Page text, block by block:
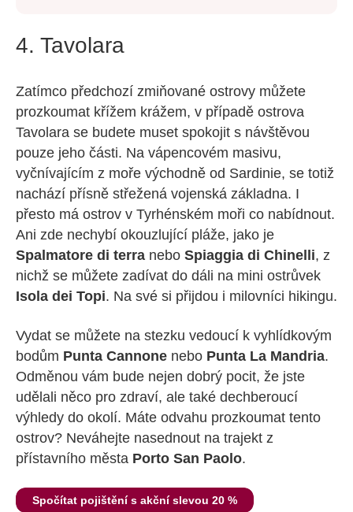
4. Tavolara
Zatímco předchozí zmiňované ostrovy můžete
prozkoumat křížem krážem, v případě ostrova
Tavolara se budete muset spokojit s návštěvou
pouze jeho části. Na vápencovém masivu,
vyčnívajícím z moře východně od Sardinie, se totiž
nachází přísně střežená vojenská základna. I
přesto má ostrov v Tyrhénském moři co nabídnout.
Ani zde nechybí okouzlující pláže, jako je
Spalmatore di terra nebo Spiaggia di Chinelli, z
nichž se můžete zadívat do dáli na mini ostrůvek
Isola dei Topi. Na své si přijdou i milovníci hikingu.
Vydat se můžete na stezku vedoucí k vyhlídkovým
bodům Punta Cannone nebo Punta La Mandria.
Odměnou vám bude nejen dobrý pocit, že jste
udělali něco pro zdraví, ale také dechberoucí
výhledy do okolí. Máte odvahu prozkoumat tento
ostrov? Neváhejte nasednout na trajekt z
přístavního města Porto San Paolo.
Spočítat pojištění s akční slevou 20 %